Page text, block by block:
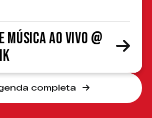
Música ao Vivo @
completa